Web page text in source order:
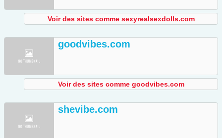
Voir des sites comme sexyrealsexdolls.com
goodvibes.com
Voir des sites comme goodvibes.com
shevibe.com